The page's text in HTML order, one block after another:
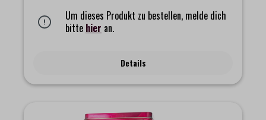
geschütztes Zuhause und bringt mit ihrem Design einen warmen
Akzent in eure Küche. Dazu passt der kleine Magnet, der sich
mühelos an Kühlschrank, Regal oder jede andere Lieblingsstelle
hinterlässt.Das Set beinhaltet:- Blömboom - Gastronomie -
Metalldose für Refillbeutel- Blömboom Magnet "Milk Hot
Um dieses Produkt zu bestellen, melde dich
bitte hier an.
Details